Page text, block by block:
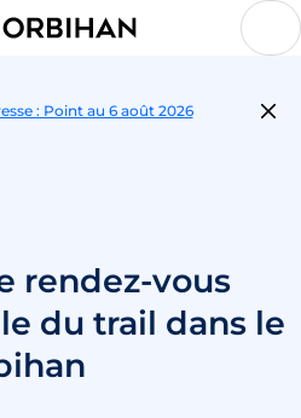
: Point au 6 août 2026
rendez-vous
du trail dans le